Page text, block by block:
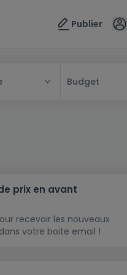
Publier
Budget
prix en avant
recevoir les nouveaux
votre boite email !